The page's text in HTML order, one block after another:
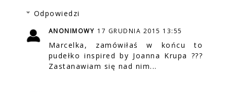
Odpowiedzi
ANONIMOWY 17 GRUDNIA 2015 13:55
Marcelka, zamówiłaś w końcu to
pudełko inspired by Joanna Krupa ???
Zastanawiam się nad nim...